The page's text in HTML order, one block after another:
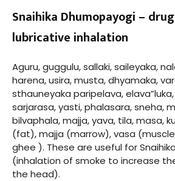
Snaihika Dhumopayogi –
lubricative inhalation
Aguru, guggulu, sallaki, saileyaka,
harena, usira, musta, dhyamaka,
sthauneyaka paripelava,
sarjarasa, yasti, phalasara, sneha,
bilvaphala, majja, yava, tila, masa,
(fat), majja (marrow), vasa
ghee ). These are useful for
(inhalation of smoke to increase
the head).